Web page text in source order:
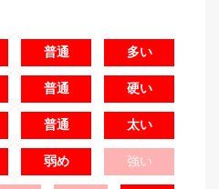
普通 多い
普通 硬い
普通 太い
弱め 強い